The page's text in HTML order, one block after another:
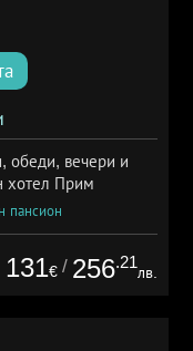
обеди, вечери и
хотел Прим
пансион
131€ / 256.21
лв.